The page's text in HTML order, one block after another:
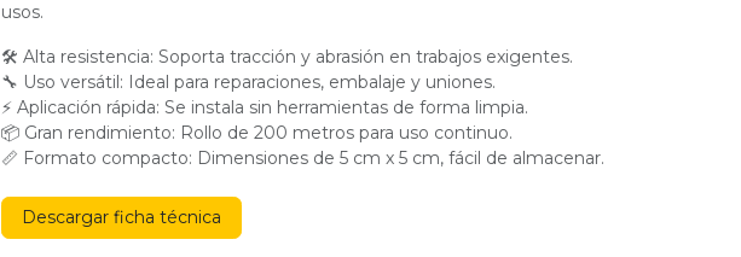
usos.
🛠 Alta resistencia: Soporta tracción y abrasión en trabajos exigentes.
🔧 Uso versátil: Ideal para reparaciones, embalaje y uniones.
⚡ Aplicación rápida: Se instala sin herramientas de forma limpia.
📦 Gran rendimiento: Rollo de 200 metros para uso continuo.
📏 Formato compacto: Dimensiones de 5 cm x 5 cm, fácil de almacenar.
Descargar ficha técnica